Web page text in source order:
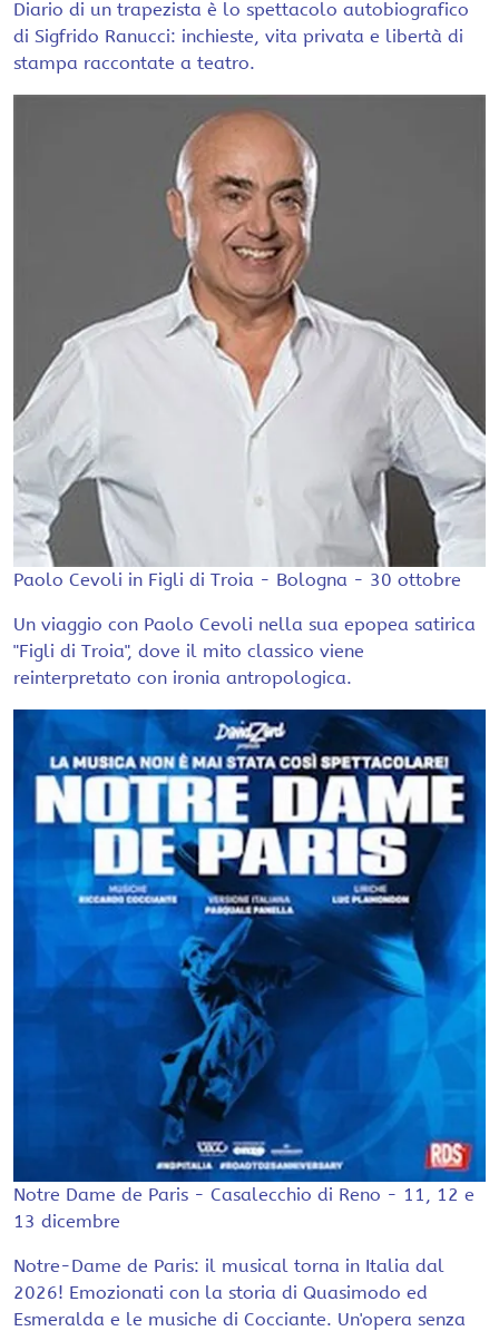
Diario di un trapezista è lo spettacolo autobiografico
di Sigfrido Ranucci: inchieste, vita privata e libertà di
stampa raccontate a teatro.
Paolo Cevoli in Figli di Troia - Bologna - 30 ottobre
Un viaggio con Paolo Cevoli nella sua epopea satirica
"Figli di Troia", dove il mito classico viene
reinterpretato con ironia antropologica.
Notre Dame de Paris - Casalecchio di Reno - 11, 12 e
13 dicembre
Notre-Dame de Paris: il musical torna in Italia dal
2026! Emozionati con la storia di Quasimodo ed
Esmeralda e le musiche di Cocciante. Un'opera senza